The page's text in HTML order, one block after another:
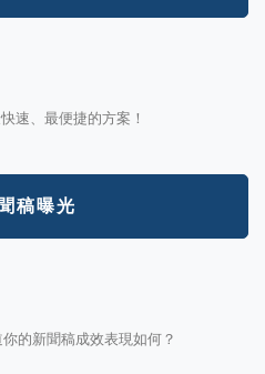
速、最便捷的方案！
稿曝光
的新聞稿成效表現如何？